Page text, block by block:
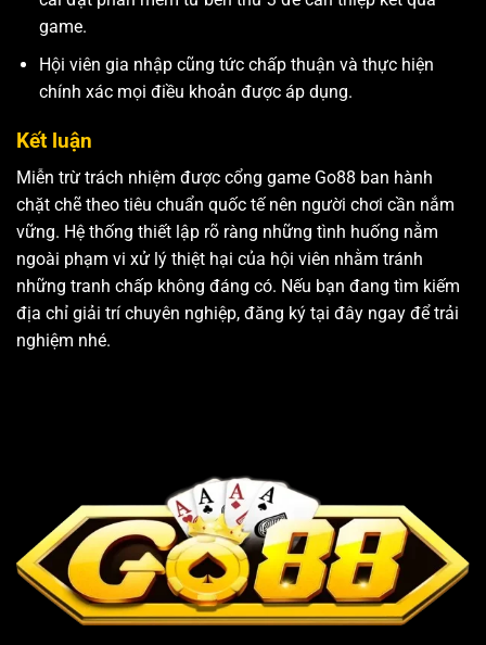
game.
Hội viên gia nhập cũng tức chấp thuận và thực hiện
chính xác mọi điều khoản được áp dụng.
Kết luận
Miễn trừ trách nhiệm được cổng game Go88 ban hành
chặt chẽ theo tiêu chuẩn quốc tế nên người chơi cần nắm
vững. Hệ thống thiết lập rõ ràng những tình huống nằm
ngoài phạm vi xử lý thiệt hại của hội viên nhằm tránh
những tranh chấp không đáng có. Nếu bạn đang tìm kiếm
địa chỉ giải trí chuyên nghiệp, đăng ký tại đây ngay để trải
nghiệm nhé.